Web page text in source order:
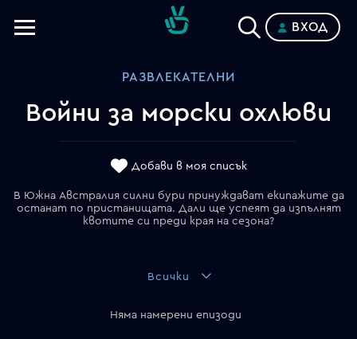
ВХОД
РАЗВЛЕКАТЕЛНИ
Войни за морски охлюви
Добави в моя списък
В Южна Австралия силни бури принуждават екипажите да
останат по пристанищата. Дали ще успеят да изпълнят
квотите си преди края на сезона?
Всички
Няма намерени епизоди